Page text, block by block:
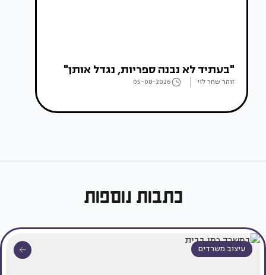
"בעתיד לא נבנה ספריות, נגדל אותן"
זוהר שחר לוי 05-08-2026
כתבות נוספות
עיצוב משרדים